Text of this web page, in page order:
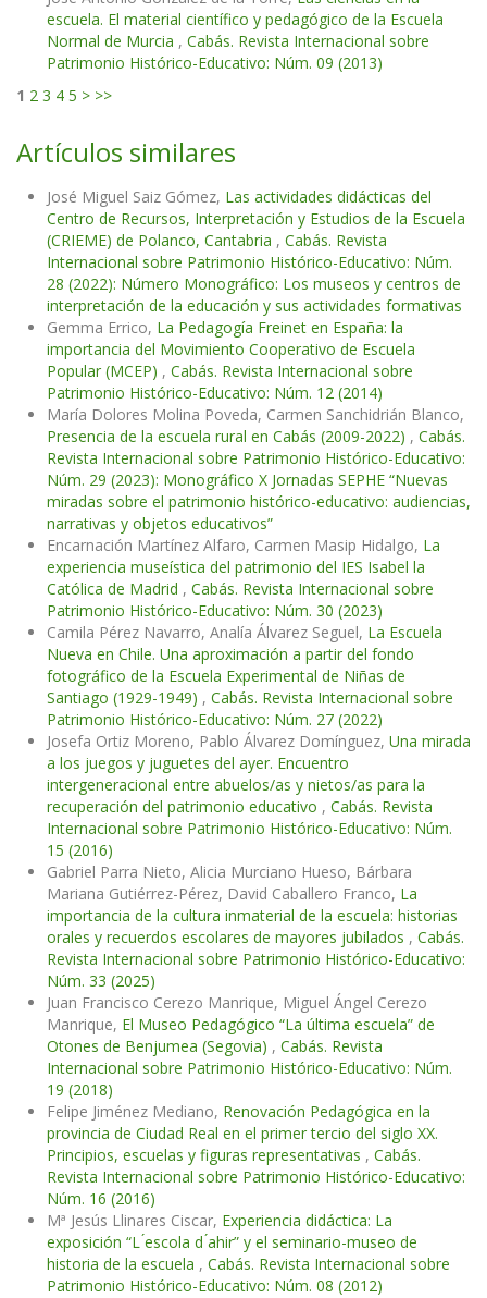
escuela. El material científico y pedagógico de la Escuela
Normal de Murcia , Cabás. Revista Internacional sobre
Patrimonio Histórico-Educativo: Núm. 09 (2013)
1 2 3 4 5 > >>
Artículos similares
José Miguel Saiz Gómez, Las actividades didácticas del
Centro de Recursos, Interpretación y Estudios de la Escuela
(CRIEME) de Polanco, Cantabria , Cabás. Revista
Internacional sobre Patrimonio Histórico-Educativo: Núm.
28 (2022): Número Monográfico: Los museos y centros de
interpretación de la educación y sus actividades formativas
Gemma Errico, La Pedagogía Freinet en España: la
importancia del Movimiento Cooperativo de Escuela
Popular (MCEP) , Cabás. Revista Internacional sobre
Patrimonio Histórico-Educativo: Núm. 12 (2014)
María Dolores Molina Poveda, Carmen Sanchidrián Blanco,
Presencia de la escuela rural en Cabás (2009-2022) , Cabás.
Revista Internacional sobre Patrimonio Histórico-Educativo:
Núm. 29 (2023): Monográfico X Jornadas SEPHE “Nuevas
miradas sobre el patrimonio histórico-educativo: audiencias,
narrativas y objetos educativos”
Encarnación Martínez Alfaro, Carmen Masip Hidalgo, La
experiencia museística del patrimonio del IES Isabel la
Católica de Madrid , Cabás. Revista Internacional sobre
Patrimonio Histórico-Educativo: Núm. 30 (2023)
Camila Pérez Navarro, Analía Álvarez Seguel, La Escuela
Nueva en Chile. Una aproximación a partir del fondo
fotográfico de la Escuela Experimental de Niñas de
Santiago (1929-1949) , Cabás. Revista Internacional sobre
Patrimonio Histórico-Educativo: Núm. 27 (2022)
Josefa Ortiz Moreno, Pablo Álvarez Domínguez, Una mirada
a los juegos y juguetes del ayer. Encuentro
intergeneracional entre abuelos/as y nietos/as para la
recuperación del patrimonio educativo , Cabás. Revista
Internacional sobre Patrimonio Histórico-Educativo: Núm.
15 (2016)
Gabriel Parra Nieto, Alicia Murciano Hueso, Bárbara
Mariana Gutiérrez-Pérez, David Caballero Franco, La
importancia de la cultura inmaterial de la escuela: historias
orales y recuerdos escolares de mayores jubilados , Cabás.
Revista Internacional sobre Patrimonio Histórico-Educativo:
Núm. 33 (2025)
Juan Francisco Cerezo Manrique, Miguel Ángel Cerezo
Manrique, El Museo Pedagógico “La última escuela” de
Otones de Benjumea (Segovia) , Cabás. Revista
Internacional sobre Patrimonio Histórico-Educativo: Núm.
19 (2018)
Felipe Jiménez Mediano, Renovación Pedagógica en la
provincia de Ciudad Real en el primer tercio del siglo XX.
Principios, escuelas y figuras representativas , Cabás.
Revista Internacional sobre Patrimonio Histórico-Educativo:
Núm. 16 (2016)
Mª Jesús Llinares Ciscar, Experiencia didáctica: La
exposición “L ́escola d ́ahir” y el seminario-museo de
historia de la escuela , Cabás. Revista Internacional sobre
Patrimonio Histórico-Educativo: Núm. 08 (2012)